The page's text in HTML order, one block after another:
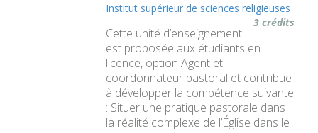
Institut supérieur de sciences religieuses
3 crédits
Cette unité d’enseignement
est proposée aux étudiants en
licence, option Agent et
coordonnateur pastoral et contribue
à développer la compétence suivante
: Situer une pratique pastorale dans
la réalité complexe de l’Église dans le